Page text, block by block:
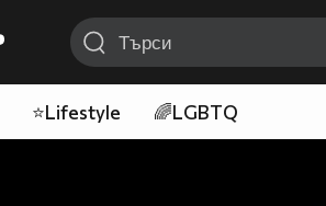
⭐Lifestyle 🌈LGBTQ